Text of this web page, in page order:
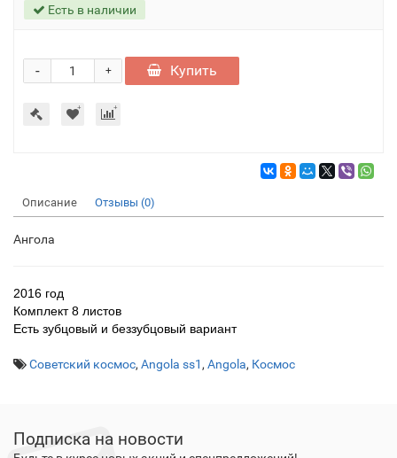
Есть в наличии
+
- Купить
Описание Отзывы (0)
Ангола
2016 год
Комплект 8 листов
Есть зубцовый и беззубцовый вариант
Советский космос, Angola ss1 , Angola, Космос
Подписка на новости